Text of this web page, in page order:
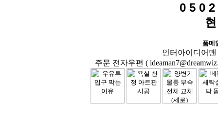
0 5 0
폼메
인터아이디어맨
주문 전자우편 (